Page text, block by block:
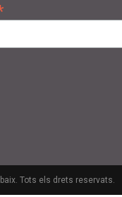
Tots els drets reservats.